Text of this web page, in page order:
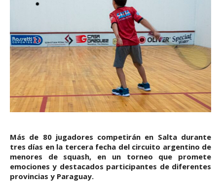
Más de 80 jugadores competirán en Salta durante
tres días en la tercera fecha del circuito argentino de
menores de squash, en un torneo que promete
emociones y destacados participantes de diferentes
provincias y Paraguay.